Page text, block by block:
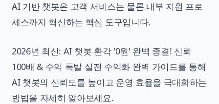
AI 기반 챗봇은 고객 서비스는 물론 내부 지원 프로
세스까지 혁신하는 핵심 도구입니다.
2026년 최신: AI 챗봇 환각 '0원' 완벽 종결! 신뢰
100배 & 수익 폭발 실전 수익화 완벽 가이드를 통해
AI 챗봇의 신뢰도를 높이고 운영 효율을 극대화하는
방법을 자세히 알아보세요.